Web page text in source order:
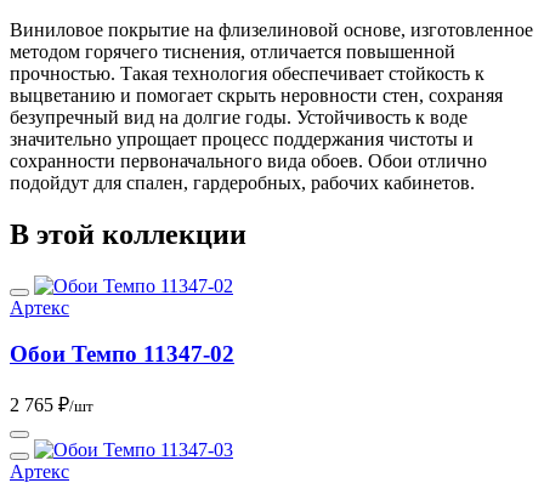
Виниловое покрытие на флизелиновой основе, изготовленное
методом горячего тиснения, отличается повышенной
прочностью. Такая технология обеспечивает стойкость к
выцветанию и помогает скрыть неровности стен, сохраняя
безупречный вид на долгие годы. Устойчивость к воде
значительно упрощает процесс поддержания чистоты и
сохранности первоначального вида обоев. Обои отлично
подойдут для спален, гардеробных, рабочих кабинетов.
В этой коллекции
Артекс
Обои Темпо 11347-02
2 765 ₽/шт
Артекс